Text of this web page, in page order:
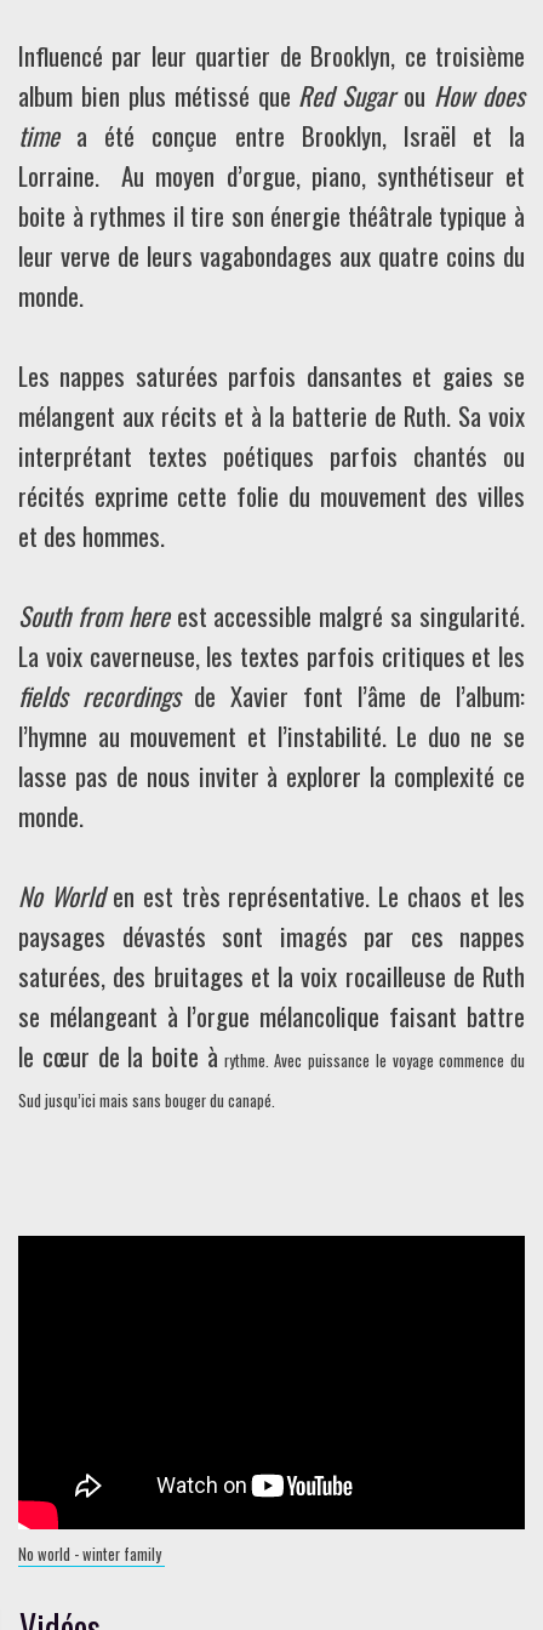
Influencé par leur quartier de Brooklyn, ce troisième
album bien plus métissé que Red Sugarou How does
timea été conçue entre Brooklyn, Israël et la
Lorraine. Au moyen d’orgue, piano, synthétiseur et
boite à rythmes il tire son énergie théâtrale typique à
leur verve de leurs vagabondages aux quatre coins du
monde.
Les nappes saturées parfois dansantes et gaies se
mélangent aux récits et à la batterie de Ruth. Sa voix
interprétant textes poétiques parfois chantés ou
récités exprime cette folie du mouvement des villes
et des hommes.
South from hereest accessible malgré sa singularité.
La voix caverneuse, les textes parfois critiques et les
fields recordingsde Xavier font l’âme de l’album:
l’hymne au mouvement et l’instabilité. Le duo ne se
lasse pas de nous inviter à explorer la complexité ce
monde.
No Worlden est très représentative. Le chaos et les
paysages dévastés sont imagés par ces nappes
saturées, des bruitages et la voix rocailleuse de Ruth
se mélangeant à l’orgue mélancolique faisant battre
le cœur de la boite à rythme. Avec puissance le voyage commence du
Sud jusqu’ici mais sans bouger du canapé.
No world - winter family